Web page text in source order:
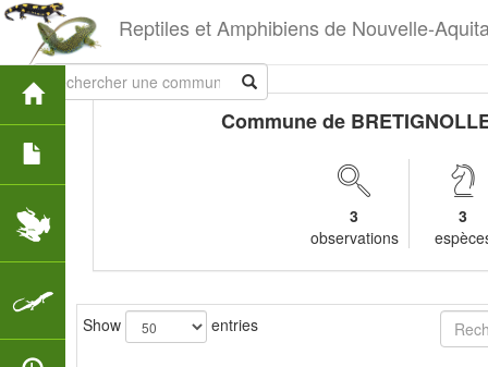
Reptiles et Amphibiens de Nouvelle-
Commune de
3
observations
3
Show entries